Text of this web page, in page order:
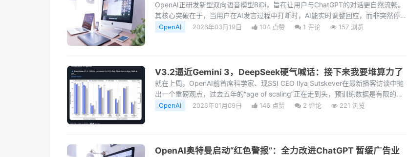
OpenAI正研发新型双向语音模型BiDi，旨在让用户与ChatGPT的对话更自然流畅。
其核心突破在于，当用户在AI发言过程中打断时，AI能实时调整回应，而非突然停
止。目前ChatGPT的
OpenAI 2026年03月19日 104 点赞 1 评论 157 浏览
V3.2逼近Gemini 3，DeepSeek硬气喊话：接下来我要堆算力了
​就在上周，OpenAI前首席科学家、现SSI CEO Ilya Sutskever在最新播客访谈中抛
出一个重磅观点，过去五年的“age of scaling”正在走到头，预训练数据是有限的，
单纯用更多
OpenAI 2026年01月09日 146 点赞 2 评论 221 浏览
OpenAI奥特曼启动“红色警报”：全力改进ChatGPT 暂缓广告业